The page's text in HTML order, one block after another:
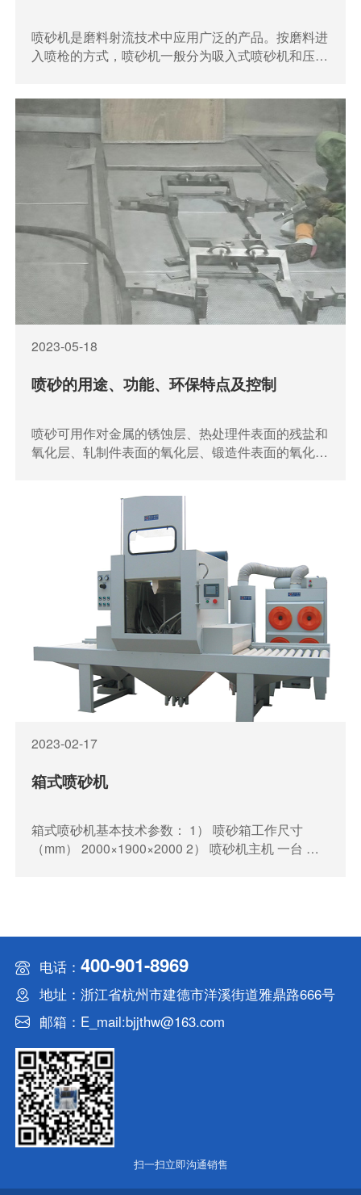
喷砂机是磨料射流技术中应用广泛的产品。按磨料进
入喷枪的方式，喷砂机一般分为吸入式喷砂机和压入
2023-05-18
喷砂的用途、功能、环保特点及控制
喷砂可用作对金属的锈蚀层、热处理件表面的残盐和
氧化层、轧制件表面的氧化层、锻造件表面的氧化
等进行处理，以去除表面附着层，显露基体本色,表
面清理质量可达到Sa3级。
2023-02-17
箱式喷砂机
箱式喷砂机基本技术参数： 1） 喷砂箱工作尺寸
（mm） 2000×1900×2000 2） 喷砂机主机 一台 喷
电话： 400-901-8969
地址：浙江省杭州市建德市洋溪街道雅鼎路666号
邮箱：E_mail:bjjthw@163.com
扫一扫立即沟通销售